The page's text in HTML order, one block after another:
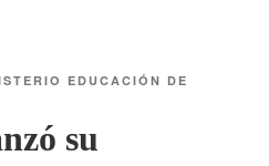
EDUCACIÓN DE
su